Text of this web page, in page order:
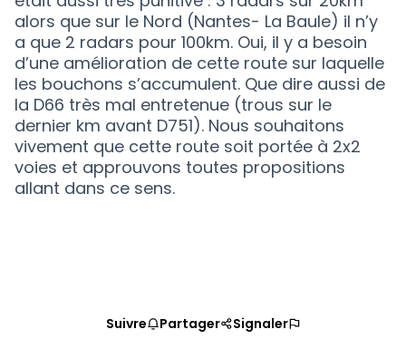
alors que sur le Nord (Nantes- La Baule) il n’y
a que 2 radars pour 100km. Oui, il y a besoin
d’une amélioration de cette route sur laquelle
les bouchons s’accumulent. Que dire aussi de
la D66 très mal entretenue (trous sur le
dernier km avant D751). Nous souhaitons
vivement que cette route soit portée à 2x2
voies et approuvons toutes propositions
allant dans ce sens.
Suivre Partager Signaler